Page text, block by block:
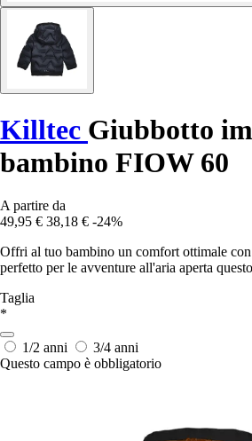
Killtec Giubbotto
bambino FIOW 60
A partire da
49,95 € 38,18 € -24%
Offri al tuo bambino un comfort ottimale
perfetto per le avventure all'aria aperta
Taglia
*
1/2 anni
3/4 anni
Questo campo è obbligatorio